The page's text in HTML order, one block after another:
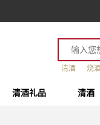
清酒 烧酒
清酒礼品 清酒